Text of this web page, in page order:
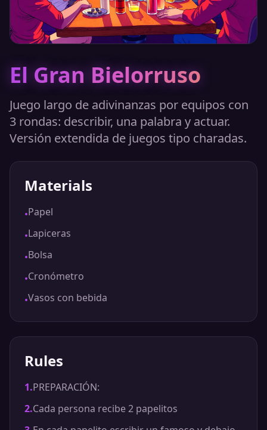
El Gran Bielorruso
Juego largo de adivinanzas por equipos con
3 rondas: describir, una palabra y actuar.
Versión extendida de juegos tipo charadas.
Materials
•Papel
•Lapiceras
•Bolsa
•Cronómetro
•Vasos con bebida
Rules
1.PREPARACIÓN:
2.Cada persona recibe 2 papelitos